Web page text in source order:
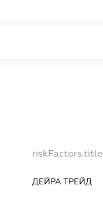
riskFactors.title
ДЕЙРА ТРЕЙД